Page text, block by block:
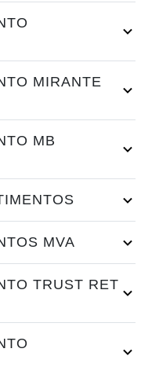
MIRANTE
MB
MVA
TRUST RET